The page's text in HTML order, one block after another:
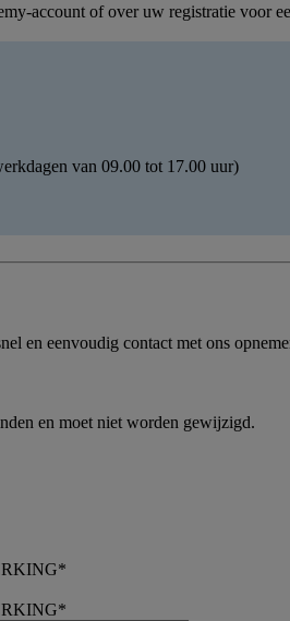
account of over uw registratie voor
van 09.00 tot 17.00 uur)
en eenvoudig contact met ons
en moet niet worden gewijzigd.
*
*